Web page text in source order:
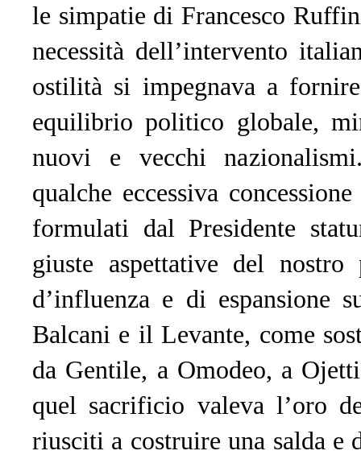
le simpatie di Francesco
necessità dell’intervento
ostilità si impegnava a
equilibrio politico globale,
nuovi e vecchi
qualche eccessiva
formulati dal Presidente
giuste aspettative del
d’influenza e di espansione
Balcani e il Levante, come
da Gentile, a Omodeo, a
quel sacrificio valeva l’oro
riusciti a costruire una salda e